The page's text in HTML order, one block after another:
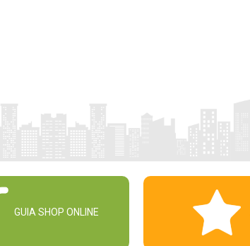
GUIA SHOP ONLINE